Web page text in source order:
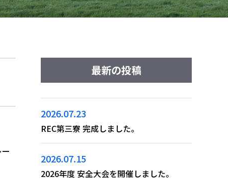
最新の投稿
2026.07.23
REC第三寮 完成しました。
2026.07.15
2026年度 安全大会を開催しました。